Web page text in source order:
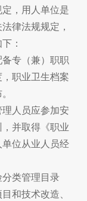
，用人单位是
律法规规定，
：
专（兼）职职
职业卫生档案
人员应参加安
并取得《职业
位从业人员经
类管理目录
和技术改造、